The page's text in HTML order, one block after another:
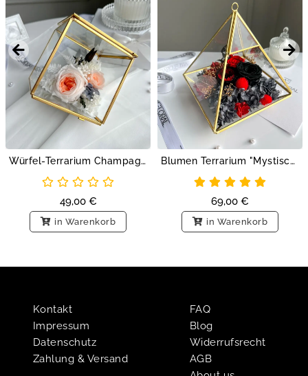
Würfel-Terrarium Champagner Blumen
49,00 €
in Warenkorb
Blumen Terrarium "Mystische Blütenpyramide"
69,00 €
in Warenkorb
Kontakt
Impressum
Datenschutz
Zahlung & Versand
FAQ
Blog
Widerrufsrecht
AGB